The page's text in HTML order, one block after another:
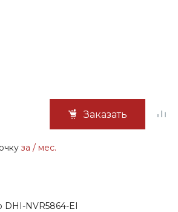
Заказать
за / мес.
DHI-NVR5864-EI